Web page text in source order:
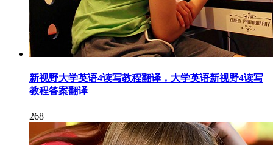
新视野大学英语4读写教程翻译，大学英语新视野4读写
教程答案翻译
268